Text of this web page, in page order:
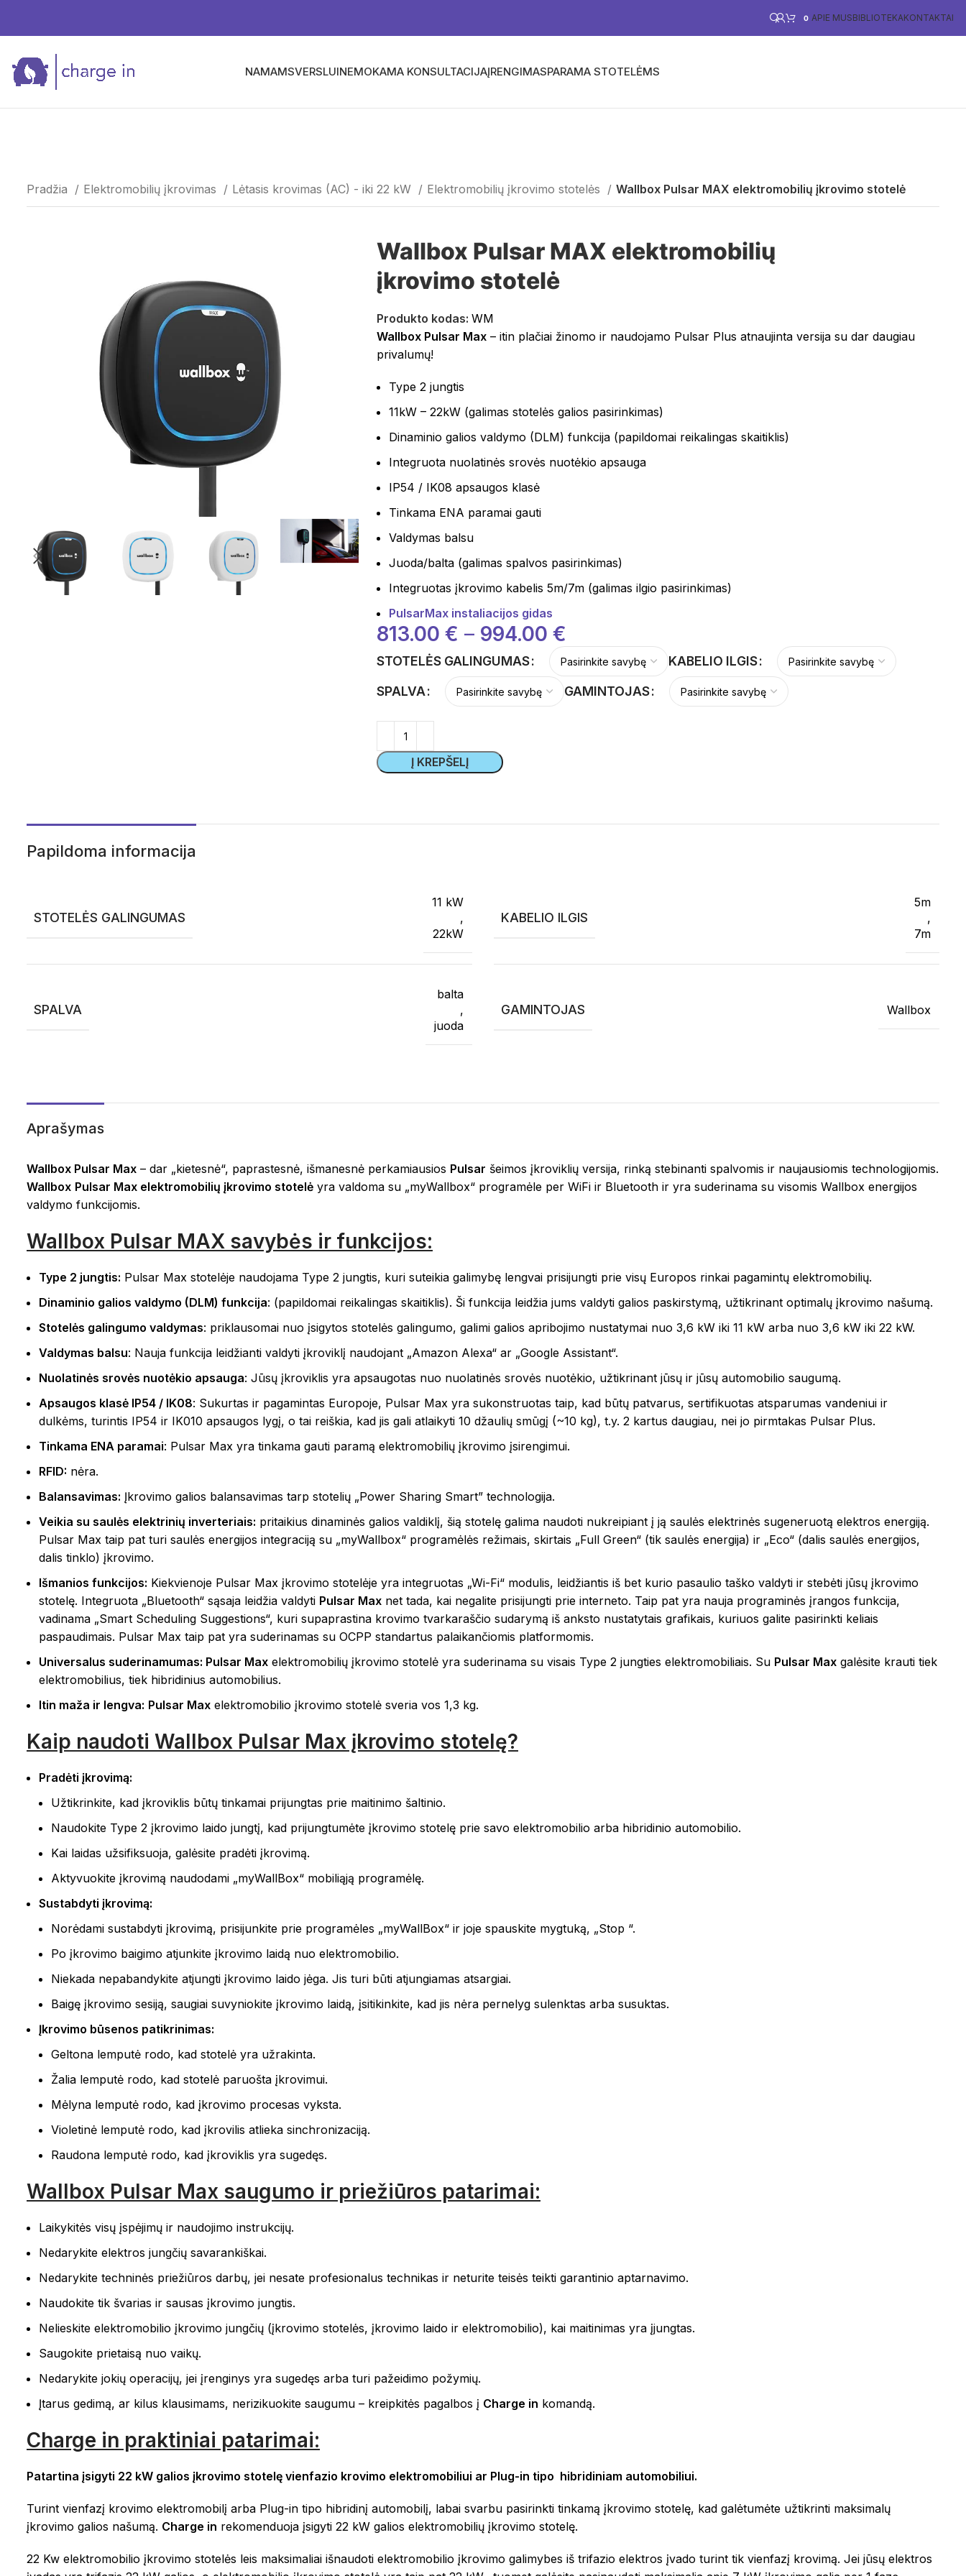
0 APIE MUSBIBLIOTEKAKONTAKTAI
NAMAMSVERSLUINEMOKAMA KONSULTACIJAĮRENGIMASPARAMA STOTELĖMS
Pradžia Elektromobilių įkrovimas Lėtasis krovimas (AC) - iki 22 kW Elektromobilių įkrovimo stotelės Wallbox Pulsar MAX elektromobilių įkrovimo stotelė
Wallbox Pulsar MAX elektromobilių
įkrovimo stotelė
Produkto kodas:WM
Wallbox Pulsar Max – itin plačiai žinomo ir naudojamo Pulsar Plus atnaujinta versija su dar daugiau
privalumų!
Type 2 jungtis
11kW – 22kW (galimas stotelės galios pasirinkimas)
Dinaminio galios valdymo (DLM) funkcija (papildomai reikalingas skaitiklis)
Integruota nuolatinės srovės nuotėkio apsauga
IP54 / IK08 apsaugos klasė
Tinkama ENA paramai gauti
Valdymas balsu
Juoda/balta (galimas spalvos pasirinkimas)
Integruotas įkrovimo kabelis 5m/7m (galimas ilgio pasirinkimas)
PulsarMax instaliacijos gidas
813.00€ – 994.00€
STOTELĖS GALINGUMAS
KABELIO ILGIS
SPALVA
GAMINTOJAS
Į KREPŠELĮ
Papildoma informacija
STOTELĖS GALINGUMAS
11 kW
,
22kW
KABELIO ILGIS
5m
,
7m
SPALVA
balta
,
juoda
GAMINTOJAS Wallbox
Aprašymas
Wallbox Pulsar Max – dar „kietesnė“, paprastesnė, išmanesnė perkamiausios Pulsar šeimos įkroviklių versija, rinką stebinanti spalvomis ir naujausiomis technologijomis.
Wallbox Pulsar Max elektromobilių įkrovimo stotelė yra valdoma su „myWallbox“ programėle per WiFi ir Bluetooth ir yra suderinama su visomis Wallbox energijos
valdymo funkcijomis.
Wallbox Pulsar MAX savybės ir funkcijos:
Type 2 jungtis: Pulsar Max stotelėje naudojama Type 2 jungtis, kuri suteikia galimybę lengvai prisijungti prie visų Europos rinkai pagamintų elektromobilių.
Dinaminio galios valdymo (DLM) funkcija: (papildomai reikalingas skaitiklis). Ši funkcija leidžia jums valdyti galios paskirstymą, užtikrinant optimalų įkrovimo našumą.
Stotelės galingumo valdymas: priklausomai nuo įsigytos stotelės galingumo, galimi galios apribojimo nustatymai nuo 3,6 kW iki 11 kW arba nuo 3,6 kW iki 22 kW.
Valdymas balsu: Nauja funkcija leidžianti valdyti įkroviklį naudojant „Amazon Alexa“ ar „Google Assistant“.
Nuolatinės srovės nuotėkio apsauga: Jūsų įkroviklis yra apsaugotas nuo nuolatinės srovės nuotėkio, užtikrinant jūsų ir jūsų automobilio saugumą.
Apsaugos klasė IP54 / IK08: Sukurtas ir pagamintas Europoje, Pulsar Max yra sukonstruotas taip, kad būtų patvarus, sertifikuotas atsparumas vandeniui ir
dulkėms, turintis IP54 ir IK010 apsaugos lygį, o tai reiškia, kad jis gali atlaikyti 10 džaulių smūgį (~10 kg), t.y. 2 kartus daugiau, nei jo pirmtakas Pulsar Plus.
Tinkama ENA paramai: Pulsar Max yra tinkama gauti paramą elektromobilių įkrovimo įsirengimui.
RFID: nėra.
Balansavimas: Įkrovimo galios balansavimas tarp stotelių „Power Sharing Smart” technologija.
Veikia su saulės elektrinių inverteriais: pritaikius dinaminės galios valdiklį, šią stotelę galima naudoti nukreipiant į ją saulės elektrinės sugeneruotą elektros energiją.
Pulsar Max taip pat turi saulės energijos integraciją su „myWallbox“ programėlės režimais, skirtais „Full Green“ (tik saulės energija) ir „Eco“ (dalis saulės energijos,
dalis tinklo) įkrovimo.
Išmanios funkcijos: Kiekvienoje Pulsar Max įkrovimo stotelėje yra integruotas „Wi-Fi“ modulis, leidžiantis iš bet kurio pasaulio taško valdyti ir stebėti jūsų įkrovimo
stotelę. Integruota „Bluetooth“ sąsaja leidžia valdyti Pulsar Max net tada, kai negalite prisijungti prie interneto. Taip pat yra nauja programinės įrangos funkcija,
vadinama „Smart Scheduling Suggestions“, kuri supaprastina krovimo tvarkaraščio sudarymą iš anksto nustatytais grafikais, kuriuos galite pasirinkti keliais
paspaudimais. Pulsar Max taip pat yra suderinamas su OCPP standartus palaikančiomis platformomis.
Universalus suderinamumas: Pulsar Max elektromobilių įkrovimo stotelė yra suderinama su visais Type 2 jungties elektromobiliais. Su Pulsar Max galėsite krauti tiek
elektromobilius, tiek hibridinius automobilius.
Itin maža ir lengva: Pulsar Max elektromobilio įkrovimo stotelė sveria vos 1,3 kg.
Kaip naudoti Wallbox Pulsar Max įkrovimo stotelę?
Pradėti įkrovimą:
Užtikrinkite, kad įkroviklis būtų tinkamai prijungtas prie maitinimo šaltinio.
Naudokite Type 2 įkrovimo laido jungtį, kad prijungtumėte įkrovimo stotelę prie savo elektromobilio arba hibridinio automobilio.
Kai laidas užsifiksuoja, galėsite pradėti įkrovimą.
Aktyvuokite įkrovimą naudodami „myWallBox“ mobiliąją programėlę.
Sustabdyti įkrovimą:
Norėdami sustabdyti įkrovimą, prisijunkite prie programėles „myWallBox“ ir joje spauskite mygtuką, „Stop “.
Po įkrovimo baigimo atjunkite įkrovimo laidą nuo elektromobilio.
Niekada nepabandykite atjungti įkrovimo laido jėga. Jis turi būti atjungiamas atsargiai.
Baigę įkrovimo sesiją, saugiai suvyniokite įkrovimo laidą, įsitikinkite, kad jis nėra pernelyg sulenktas arba susuktas.
Įkrovimo būsenos patikrinimas:
Geltona lemputė rodo, kad stotelė yra užrakinta.
Žalia lemputė rodo, kad stotelė paruošta įkrovimui.
Mėlyna lemputė rodo, kad įkrovimo procesas vyksta.
Violetinė lemputė rodo, kad įkrovilis atlieka sinchronizaciją.
Raudona lemputė rodo, kad įkroviklis yra sugedęs.
Wallbox Pulsar Max saugumo ir priežiūros patarimai:
Laikykitės visų įspėjimų ir naudojimo instrukcijų.
Nedarykite elektros jungčių savarankiškai.
Nedarykite techninės priežiūros darbų, jei nesate profesionalus technikas ir neturite teisės teikti garantinio aptarnavimo.
Naudokite tik švarias ir sausas įkrovimo jungtis.
Nelieskite elektromobilio įkrovimo jungčių (įkrovimo stotelės, įkrovimo laido ir elektromobilio), kai maitinimas yra įjungtas.
Saugokite prietaisą nuo vaikų.
Nedarykite jokių operacijų, jei įrenginys yra sugedęs arba turi pažeidimo požymių.
Įtarus gedimą, ar kilus klausimams, nerizikuokite saugumu – kreipkitės pagalbos į Charge in komandą.
Charge in praktiniai patarimai:
Patartina įsigyti 22 kW galios įkrovimo stotelę vienfazio krovimo elektromobiliui ar Plug-in tipo hibridiniam automobiliui.
Turint vienfazį krovimo elektromobilį arba Plug-in tipo hibridinį automobilį, labai svarbu pasirinkti tinkamą įkrovimo stotelę, kad galėtumėte užtikrinti maksimalų
įkrovimo galios našumą. Charge in rekomenduoja įsigyti 22 kW galios elektromobilių įkrovimo stotelę.
22 Kw elektromobilio įkrovimo stotelės leis maksimaliai išnaudoti elektromobilio įkrovimo galimybes iš trifazio elektros įvado turint tik vienfazį krovimą. Jei jūsų elektros